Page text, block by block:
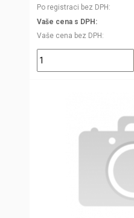
Po registraci bez DPH
Vaše cena s DPH
Vaše cena bez DPH